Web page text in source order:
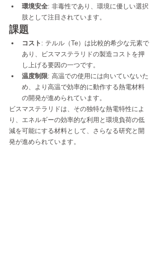
環境安全: 非毒性であり、環境に優しい選択
肢として注目されています。
課題
コスト : テルル（Te）は比較的希少な元素で
あり、ビスマステラリドの製造コストを押
し上げる要因の一つです。
温度制限: 高温での使用には向いていないた
め、より高温で効率的に動作する熱電材料
の開発が進められています。
ビスマステラリドは、その独特な熱電特性によ
り、エネルギーの効率的な利用と環境負荷の低
減を可能にする材料として、さらなる研究と開
発が進められています。